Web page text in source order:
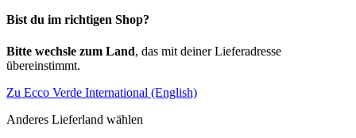
Bist du im richtigen Shop?
Bitte wechsle zum Land, das mit deiner Lieferadresse
übereinstimmt.
Zu Ecco Verde International (English)
Anderes Lieferland wählen